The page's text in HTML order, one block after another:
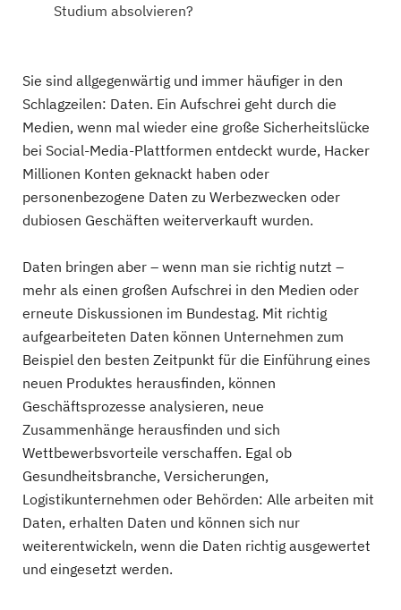
Studium absolvieren?
Sie sind allgegenwärtig und immer häufiger in den
Schlagzeilen: Daten. Ein Aufschrei geht durch die
Medien, wenn mal wieder eine große Sicherheitslücke
bei Social-Media-Plattformen entdeckt wurde, Hacker
Millionen Konten geknackt haben oder
personenbezogene Daten zu Werbezwecken oder
dubiosen Geschäften weiterverkauft wurden.
Daten bringen aber – wenn man sie richtig nutzt –
mehr als einen großen Aufschrei in den Medien oder
erneute Diskussionen im Bundestag. Mit richtig
aufgearbeiteten Daten können Unternehmen zum
Beispiel den besten Zeitpunkt für die Einführung eines
neuen Produktes herausfinden, können
Geschäftsprozesse analysieren, neue
Zusammenhänge herausfinden und sich
Wettbewerbsvorteile verschaffen. Egal ob
Gesundheitsbranche, Versicherungen,
Logistikunternehmen oder Behörden: Alle arbeiten mit
Daten, erhalten Daten und können sich nur
weiterentwickeln, wenn die Daten richtig ausgewertet
und eingesetzt werden.